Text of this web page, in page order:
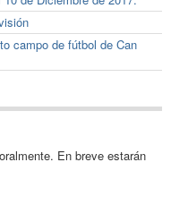
campo de fútbol de Can
En breve estarán